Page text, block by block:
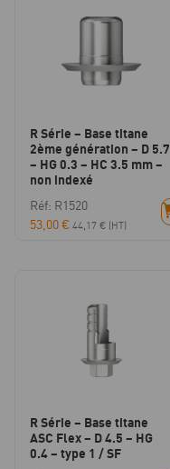
R Série – Base titane
2ème génération – D 5.7
– HG 0.3 – HC 3.5 mm –
non indexé
Réf: R1520
53,00€ 44,17 € (HT)
R Série – Base titane
ASC Flex – D 4.5 – HG
0.4 – type 1 / SF